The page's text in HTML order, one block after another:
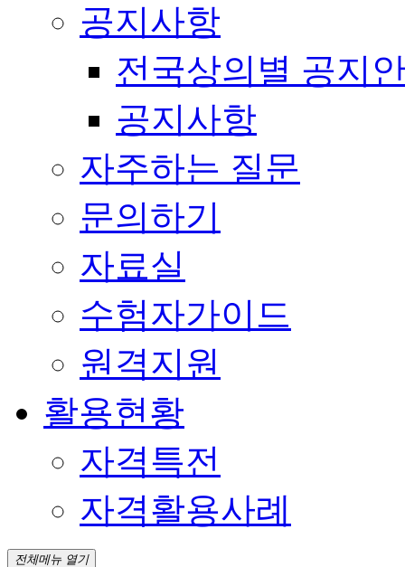
공지사항
전국상의별 공지
공지사항
자주하는 질문
문의하기
자료실
수험자가이드
원격지원
활용현황
자격특전
자격활용사례
전체메뉴 열기